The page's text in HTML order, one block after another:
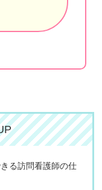
る訪問看護師の仕